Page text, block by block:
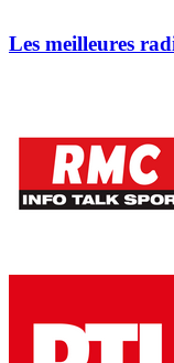
Les meilleures